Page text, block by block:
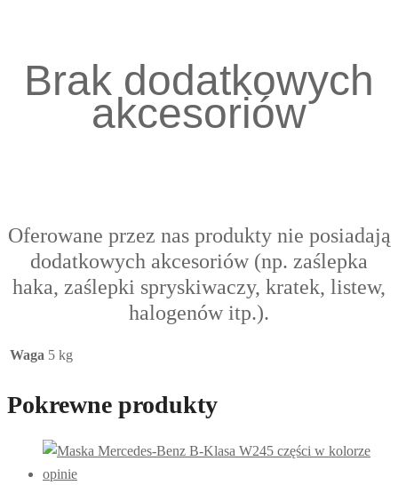
Brak dodatkowych
akcesoriów
Oferowane przez nas produkty nie posiadają
dodatkowych akcesoriów (np. zaślepka
haka, zaślepki spryskiwaczy, kratek, listew,
halogenów itp.).
Waga 5 kg
Pokrewne produkty